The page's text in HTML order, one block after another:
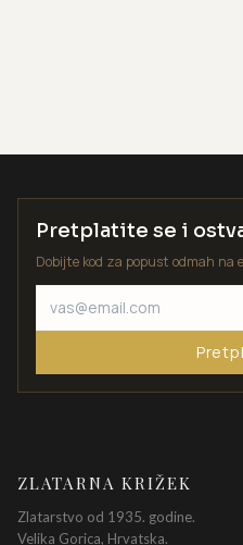
Pretplatite se i
Dobijte kod za popust odmah na
ZLATARNA KRIŽEK
Zlatarstvo od 1935. godine.
Velika Gorica, Hrvatska.